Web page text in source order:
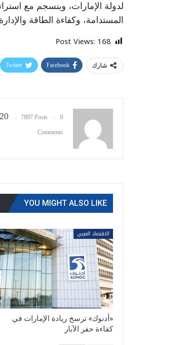
لدولة الإمارات، وينسجم مع
المستدامة، وكفاءة الطاقة
Post Views: 168
شارك Facebook
Twitter
7897 Posts 0
Comments
YOU MIGHT ALSO LIKE
الاقتصاد العربي
«أدنوك» ترسخ ريادة الإمارات في
كفاءة حفر الآبار